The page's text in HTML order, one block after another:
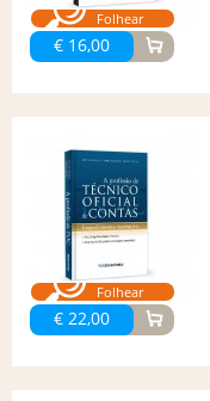
Folhear
€ 16,00
Folhear
€ 22,00